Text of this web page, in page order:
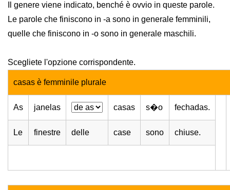
Il genere viene indicato, benché è ovvio in queste parole.
Le parole che finiscono in -a sono in generale femminili,
quelle che finiscono in -o sono in generale maschili.
Scegliete l'opzione corrispondente.
casas è femminile plurale
As janelas casas s�o fechadas.
Le finestre delle case sono chiuse.